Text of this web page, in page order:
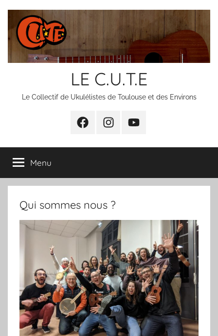
contenu
LE C.U.T.E
Le Collectif de Ukulélistes de Toulouse et des Environs
F I YT
Menu
Qui sommes nous ?